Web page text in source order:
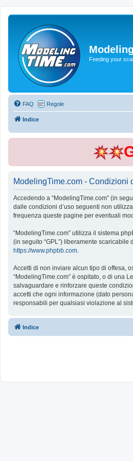
Feeding your
FAQ Regole
Indice
ModelingTime.com - Condizioni
Accedendo a “ModelingTime.com” (in
dalle condizioni d’uso seguenti non
frequenza queste pagine per eventuali
“ModelingTime.com” utilizza il sistema
(in seguito “GPL”) liberamente scaricabile
https://www.phpbb.com.
Accetti di non inviare alcun tipo di offesa,
“ModelingTime.com” è ospitato, o di una
salvaguardare e rinforzare queste
accetti che ogni informazione (dato
responsabili per qualsiasi violazione al
Indice